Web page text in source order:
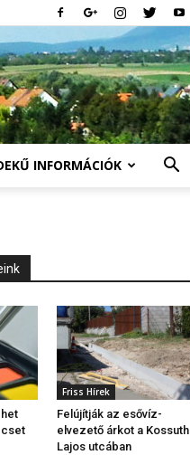
INFORMÁCIÓK
Friss Hírek
Felújítják az esővíz-
elvezető árkot a Kossuth
Lajos utcában